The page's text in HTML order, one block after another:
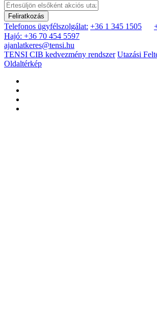
Feliratkozás
Telefonos ügyfélszolgálat: +36 1 345 1505
Hajó: +36 70 454 5597
ajanlatkeres@tensi.hu
TENSI CIB kedvezmény rendszer Utazási
Oldaltérkép